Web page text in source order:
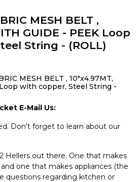
MESH BELT ,
GUIDE - PEEK Loop
String - (ROLL)
MESH BELT , 10"x4.97MT,
with copper, Steel String -
E-Mail Us:
Don't forget to learn about our
Hellers out there. One that makes
one that makes appliances (the
questions regarding kitchen or